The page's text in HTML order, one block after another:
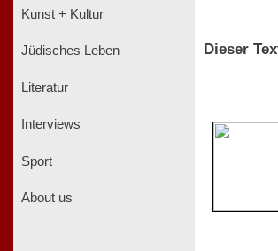
Kunst + Kultur
Jüdisches Leben
Literatur
Interviews
Sport
About us
Dieser